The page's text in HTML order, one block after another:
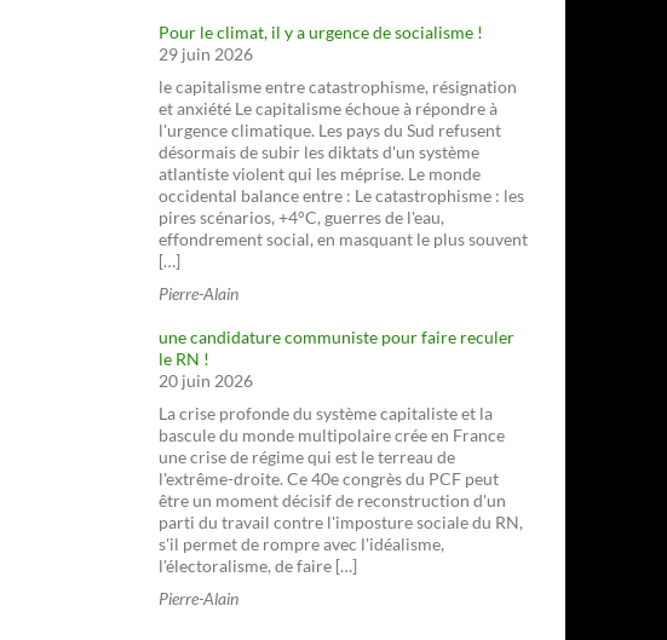
Pour le climat, il y a urgence de socialisme !
29 juin 2026
le capitalisme entre catastrophisme, résignation
et anxiété Le capitalisme échoue à répondre à
l'urgence climatique. Les pays du Sud refusent
désormais de subir les diktats d'un système
atlantiste violent qui les méprise. Le monde
occidental balance entre : Le catastrophisme : les
pires scénarios, +4°C, guerres de l'eau,
effondrement social, en masquant le plus souvent
[…]
Pierre-Alain
une candidature communiste pour faire reculer
le RN !
20 juin 2026
La crise profonde du système capitaliste et la
bascule du monde multipolaire crée en France
une crise de régime qui est le terreau de
l'extrême-droite. Ce 40e congrès du PCF peut
être un moment décisif de reconstruction d'un
parti du travail contre l'imposture sociale du RN,
s'il permet de rompre avec l'idéalisme,
l'électoralisme, de faire […]
Pierre-Alain